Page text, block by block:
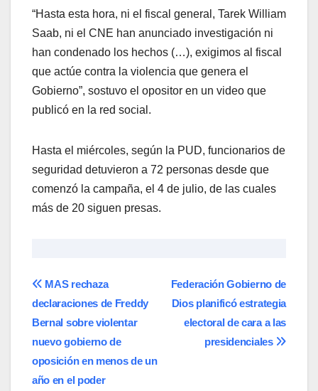
“Hasta esta hora, ni el fiscal general, Tarek William
Saab, ni el CNE han anunciado investigación ni
han condenado los hechos (…), exigimos al fiscal
que actúe contra la violencia que genera el
Gobierno”, sostuvo el opositor en un video que
publicó en la red social.
Hasta el miércoles, según la PUD, funcionarios de
seguridad detuvieron a 72 personas desde que
comenzó la campaña, el 4 de julio, de las cuales
más de 20 siguen presas.
Navegación
de
entradas
Federación Gobierno de
Dios planificó estrategia
electoral de cara a las
presidenciales
MAS rechaza
declaraciones de Freddy
Bernal sobre violentar
nuevo gobierno de
oposición en menos de un
año en el poder